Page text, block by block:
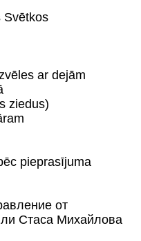
Svētkos
ar dejām
ziedus)
pieprasījuma
от
Стаса Михайлова